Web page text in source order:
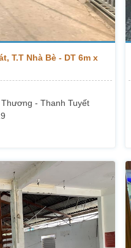
T.T Nhà Bè - DT 6m x
- Thanh Tuyết